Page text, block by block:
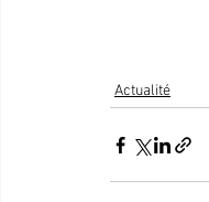
Actualité